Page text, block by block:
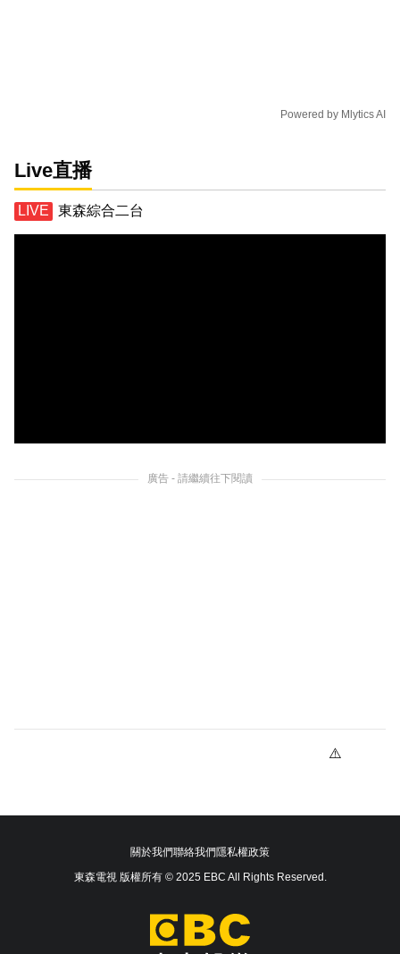
Powered by Mlytics AI
Live直播
東森綜合二台
廣告 - 請繼續往下閱讀
關於我們聯絡我們隱私權政策
東森電視 版權所有 © 2025 EBC All Rights Reserved.